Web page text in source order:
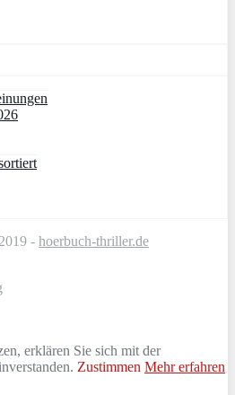
- hoerbuch-thriller.de
erklären Sie sich mit der
Zustimmen Mehr erfahren